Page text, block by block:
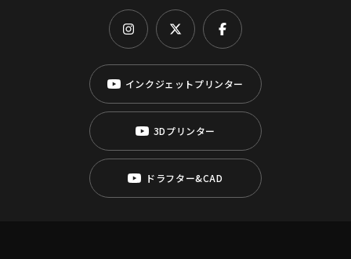
インクジェットプリンター
3Dプリンター
ドラフター&CAD